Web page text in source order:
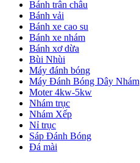
Bánh trân châu
Bánh vải
Bánh xe cao su
Bánh xe nhám
Bánh xơ dừa
Bùi Nhùi
Máy đánh bóng
Máy Đánh Bóng Dây Nhám
Moter 4kw-5kw
Nhám trục
Nhám Xếp
Nỉ trục
Sáp Đánh Bóng
Đá mài